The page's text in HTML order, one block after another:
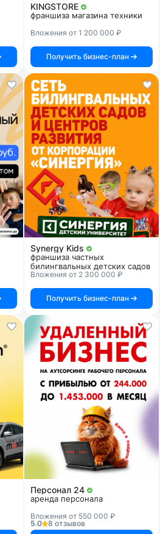
KINGSTORE
франшиза магазина техники
Вложения от 1 200 000 ₽
Получить бизнес-план
Synergy Kids
франшиза частных
билингвальных детских садов
Вложения от 2 300 000 ₽
Получить бизнес-план
Персонал 24
аренда персонала
Вложения от 550 000 ₽
5.0
8 отзывов